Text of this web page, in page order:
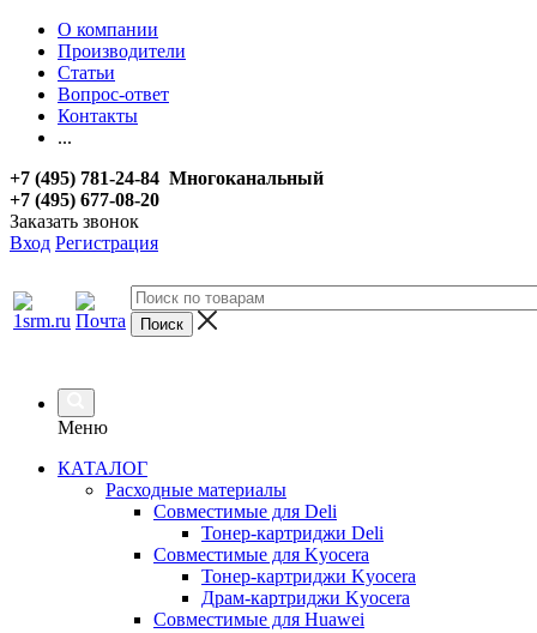
О компании
Производители
Статьи
Вопрос-ответ
Контакты
...
+7 (495) 781-24-84 Многоканальный
+7 (495) 677-08-20
Заказать звонок
Вход Регистрация
Меню
КАТАЛОГ
Расходные материалы
Совместимые для Deli
Тонер-картриджи Deli
Совместимые для Kyocera
Тонер-картриджи Kyocera
Драм-картриджи Kyocera
Совместимые для Huawei